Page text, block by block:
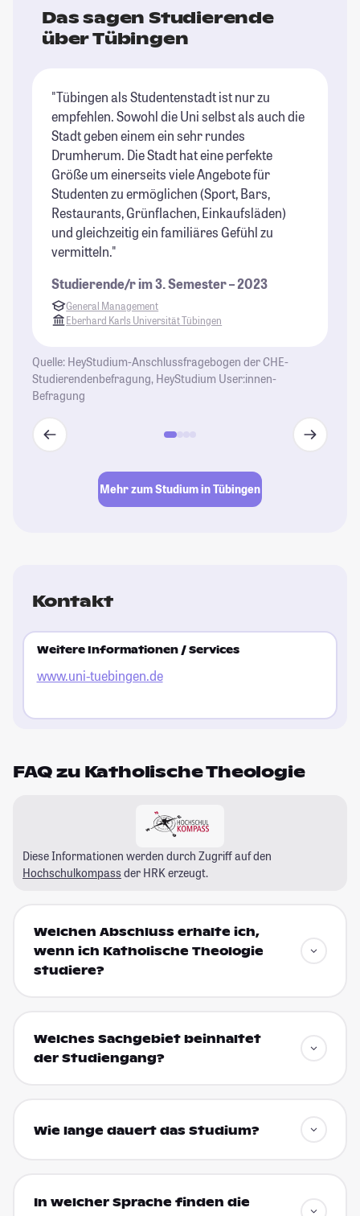
Das sagen Studierende
über Tübingen
"Tübingen als Studentenstadt ist nur zu
empfehlen. Sowohl die Uni selbst als auch die
Stadt geben einem ein sehr rundes
Drumherum. Die Stadt hat eine perfekte
Größe um einerseits viele Angebote für
Studenten zu ermöglichen (Sport, Bars,
Restaurants, Grünflachen, Einkaufsläden)
und gleichzeitig ein familiäres Gefühl zu
vermitteln."
Studierende/r im 3. Semester – 2023
General Management
Eberhard Karls Universität Tübingen
Quelle: HeyStudium-Anschlussfragebogen der CHE-
Studierendenbefragung, HeyStudium User:innen-
Befragung
Mehr zum Studium in Tübingen
Kontakt
Weitere Informationen / Services
www.uni-tuebingen.de
FAQ zu Katholische Theologie
Diese Informationen werden durch Zugriff auf den
Hochschulkompass der HRK erzeugt.
Welchen Abschluss erhalte ich,
wenn ich Katholische Theologie
studiere?
Welches Sachgebiet beinhaltet
der Studiengang?
Wie lange dauert das Studium?
In welcher Sprache finden die